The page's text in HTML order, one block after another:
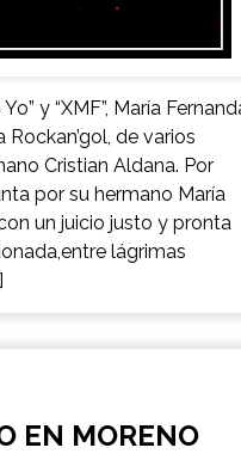
y “XMF”, María
de varios
Cristian Aldana. Por
por su hermano María
un juicio justo y pronta
lágrimas
EN MORENO